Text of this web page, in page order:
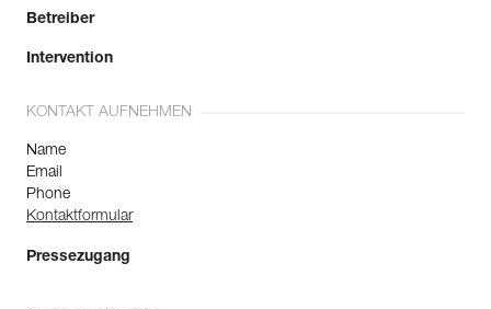
Betreiber
Intervention
KONTAKT AUFNEHMEN
Name
Email
Phone
Kontaktformular
Pressezugang